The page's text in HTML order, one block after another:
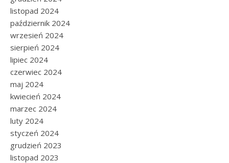
listopad 2024
październik 2024
wrzesień 2024
sierpień 2024
lipiec 2024
czerwiec 2024
maj 2024
kwiecień 2024
marzec 2024
luty 2024
styczeń 2024
grudzień 2023
listopad 2023